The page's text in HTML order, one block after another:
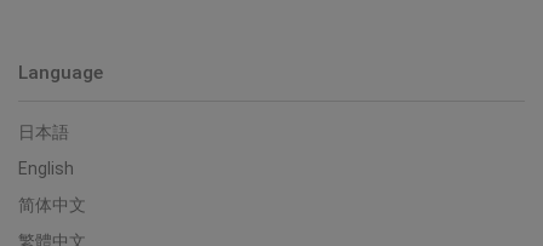
Language
日本語
English
简体中文
繁體中文